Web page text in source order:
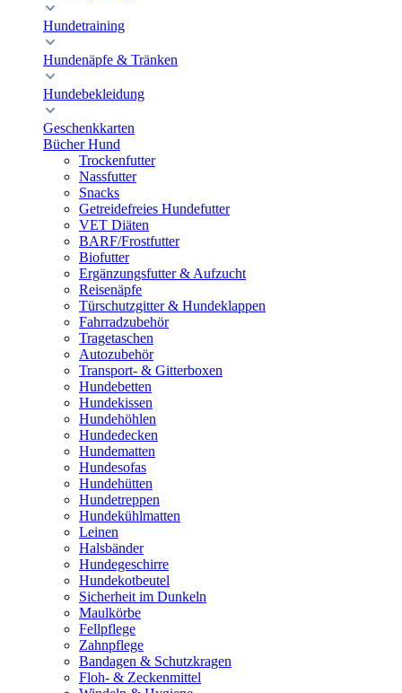
Hundetraining
Hundenäpfe & Tränken
Hundebekleidung
Geschenkkarten
Bücher Hund
Trockenfutter
Nassfutter
Snacks
Getreidefreies Hundefutter
VET Diäten
BARF/Frostfutter
Biofutter
Ergänzungsfutter & Aufzucht
Reisenäpfe
Türschutzgitter & Hundeklappen
Fahrradzubehör
Tragetaschen
Autozubehör
Transport- & Gitterboxen
Hundebetten
Hundekissen
Hundehöhlen
Hundedecken
Hundematten
Hundesofas
Hundehütten
Hundetreppen
Hundekühlmatten
Leinen
Halsbänder
Hundegeschirre
Hundekotbeutel
Sicherheit im Dunkeln
Maulkörbe
Fellpflege
Zahnpflege
Bandagen & Schutzkragen
Floh- & Zeckenmittel